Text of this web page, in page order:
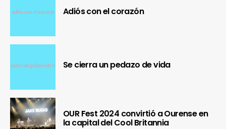
Adiós con el corazón
Se cierra un pedazo de vida
OUR Fest 2024 convirtió a Ourense en
la capital del Cool Britannia